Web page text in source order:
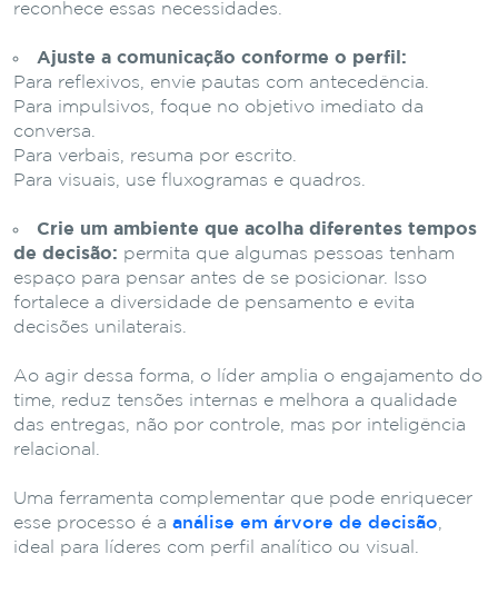
reconhece essas necessidades.
Ajuste a comunicação conforme o perfil:
Para reflexivos, envie pautas com antecedência.
Para impulsivos, foque no objetivo imediato da
conversa.
Para verbais, resuma por escrito.
Para visuais, use fluxogramas e quadros.
Crie um ambiente que acolha diferentes tempos
de decisão: permita que algumas pessoas tenham
espaço para pensar antes de se posicionar. Isso
fortalece a diversidade de pensamento e evita
decisões unilaterais.
Ao agir dessa forma, o líder amplia o engajamento do
time, reduz tensões internas e melhora a qualidade
das entregas, não por controle, mas por inteligência
relacional.
Uma ferramenta complementar que pode enriquecer
esse processo é a análise em árvore de decisão,
ideal para líderes com perfil analítico ou visual.